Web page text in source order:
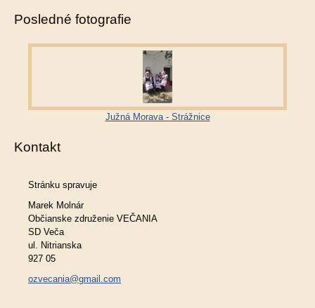
Posledné fotografie
Južná Morava - Strážnice
Kontakt
Stránku spravuje
Marek Molnár
Občianske združenie VEČANIA
SD Veča
ul. Nitrianska
927 05
ozvecania@gmail.com